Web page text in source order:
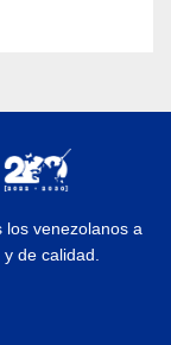
los venezolanos a
de calidad.